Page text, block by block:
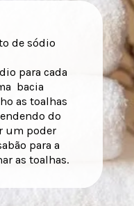
de sódio
para cada
bacia
as toalhas
do
um poder
para a
as toalhas.